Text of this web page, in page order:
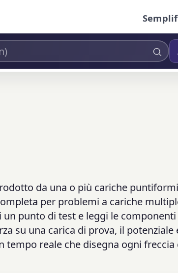
da una o più cariche puntiformi
per problemi a cariche
un punto di test e leggi le
su una carica di prova, il
tempo reale che disegna ogni freccia